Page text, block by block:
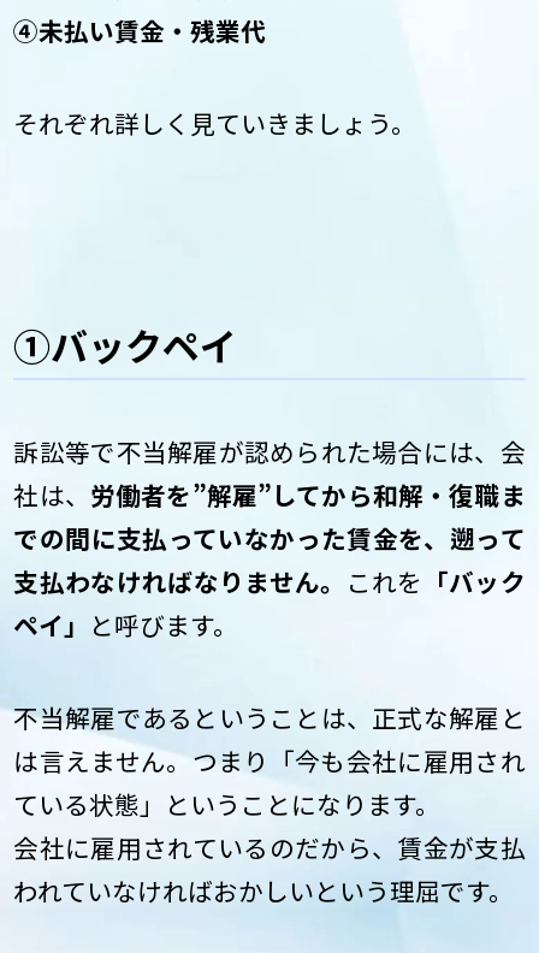
④未払い賃金・残業代
それぞれ詳しく見ていきましょう。
①バックペイ
訴訟等で不当解雇が認められた場合には、会
社は、 労働者を”解雇”してから和解・復職ま
での間に支払っていなかった賃金を、遡って
支払わなければなりません。 これを 「バック
ペイ」 と呼びます。
不当解雇であるということは、正式な解雇と
は言えません。つまり「今も会社に雇用され
ている状態」ということになります。
会社に雇用されているのだから、賃金が支払
われていなければおかしいという理屈です。